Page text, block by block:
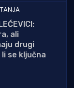
ali
drugi
se ključna